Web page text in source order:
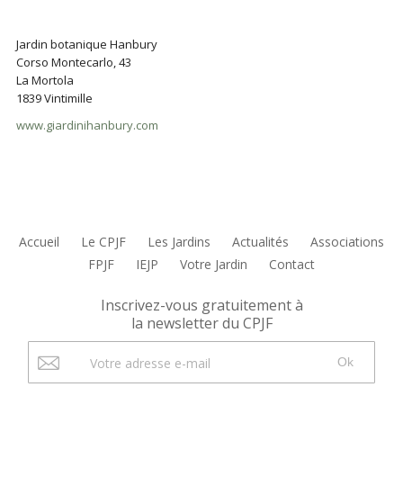
Jardin botanique Hanbury
Corso Montecarlo, 43
La Mortola
1839 Vintimille
www.giardinihanbury.com
Accueil Le CPJF Les Jardins Actualités
Associations
FPJF
IEJP Votre Jardin Contact
Inscrivez-vous gratuitement à
la newsletter du CPJF
Ok